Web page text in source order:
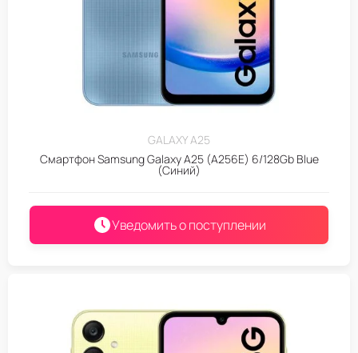
GALAXY A25
Смартфон Samsung Galaxy A25 (A256E) 6/128Gb Blue
(Синий)
Уведомить о поступлении